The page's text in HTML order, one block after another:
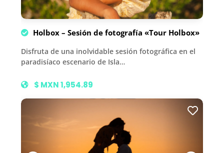
Holbox – Sesión de fotografía «Tour Holbox»
Disfruta de una inolvidable sesión fotográfica en el
paradisíaco escenario de Isla…
$ MXN 1,954.89